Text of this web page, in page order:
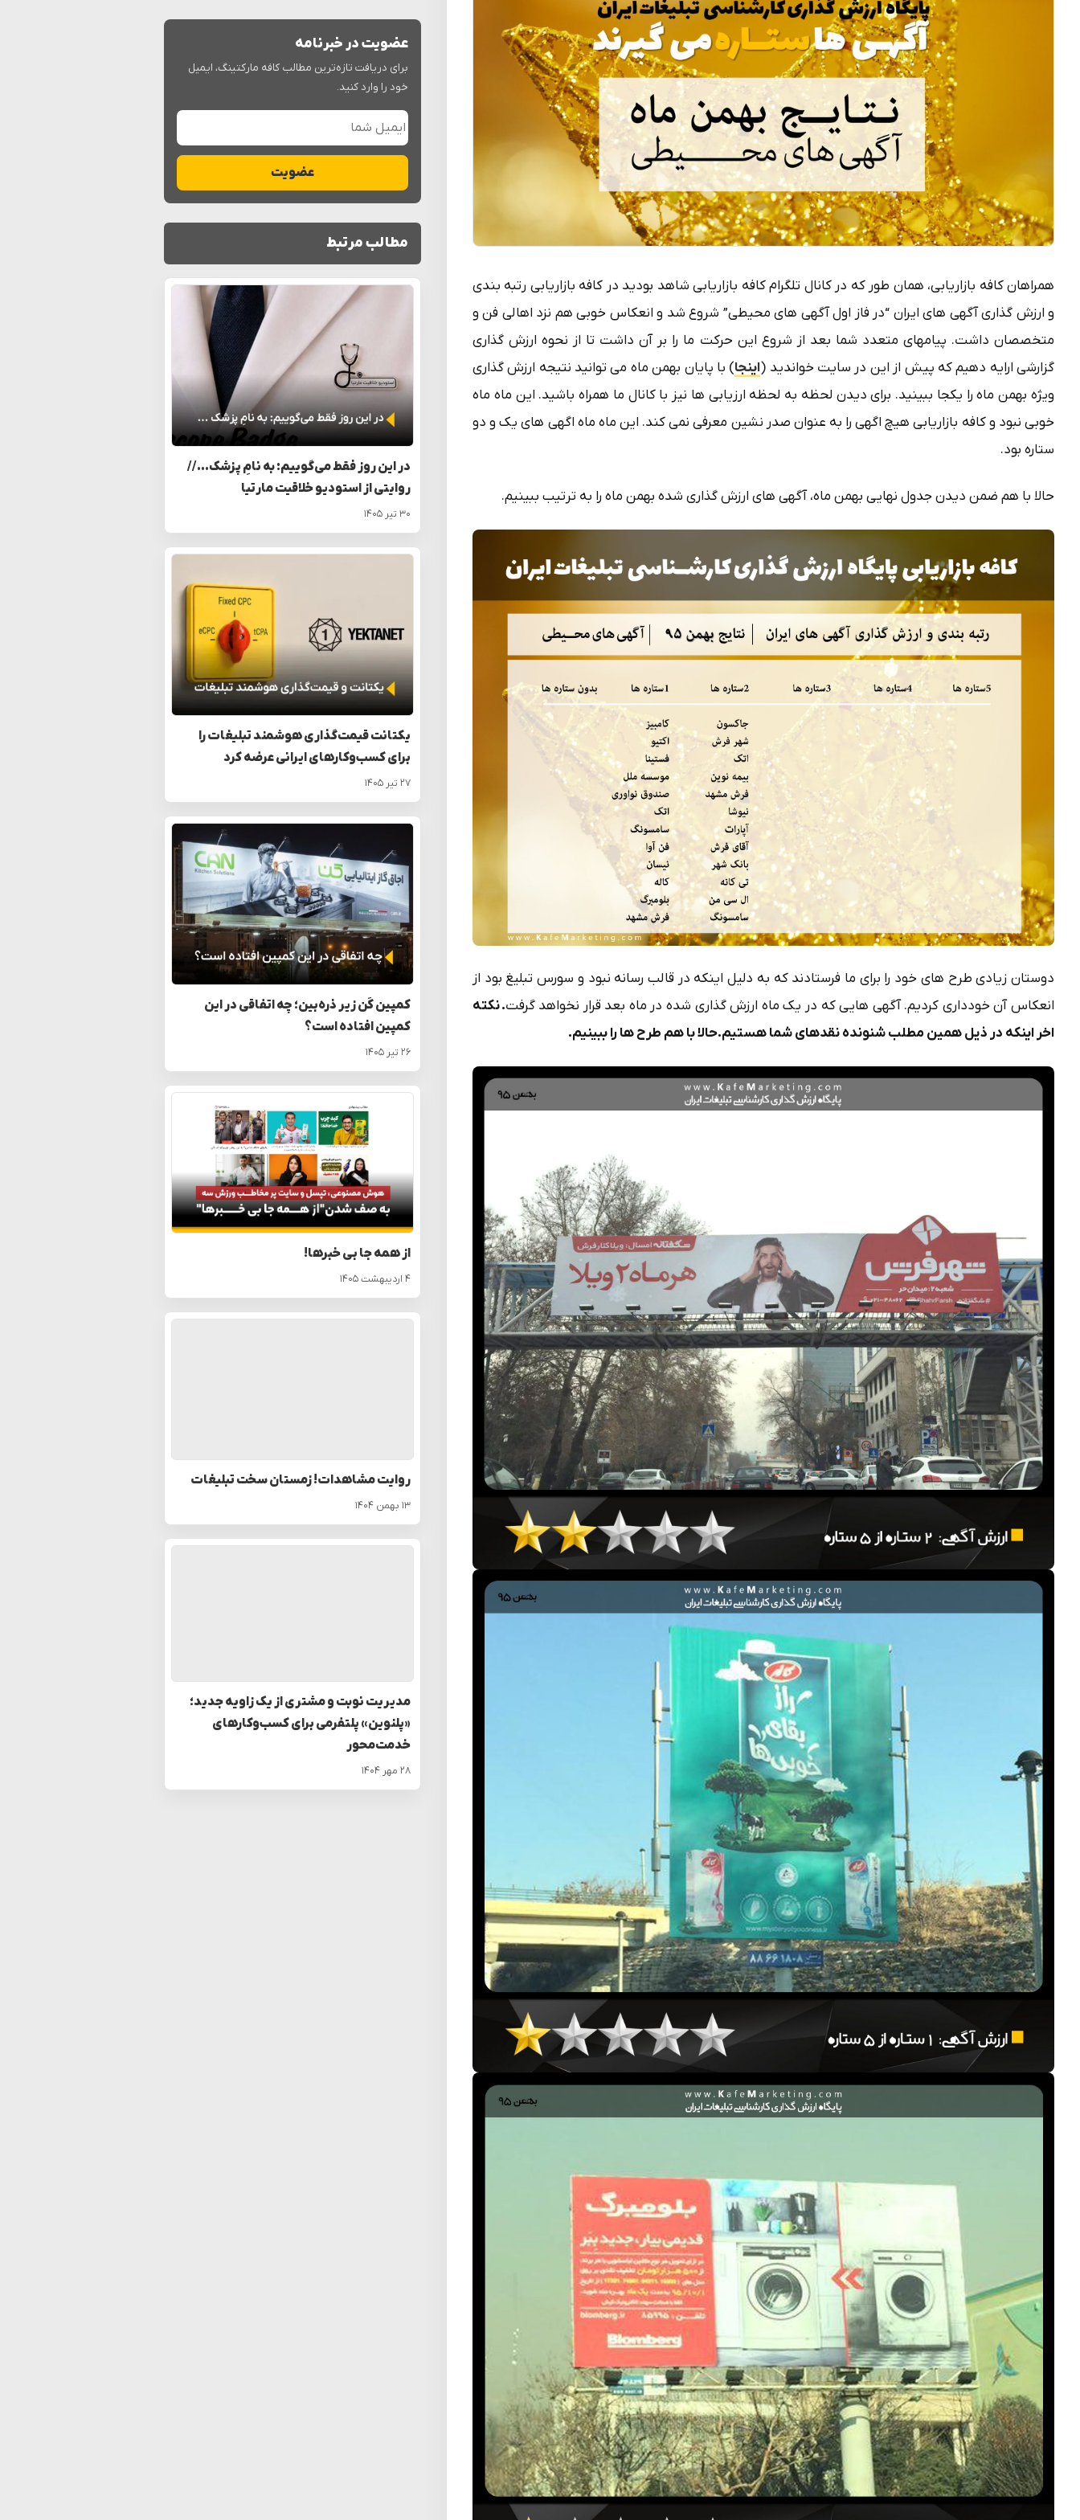
همراهان کافه بازاریابی، همان طور که در کانال تلگرام کافه بازاریابی شاهد بودید در کافه بازاریابی رتبه بندی
و ارزش گذاری آگهی های ایران “در فاز اول آگهی های محیطی” شروع شد و انعکاس خوبی هم نزد اهالی فن و
متخصصان داشت. پیامهای متعدد شما بعد از شروع این حرکت ما را بر آن داشت تا از نحوه ارزش گذاری
گزارشی ارایه دهیم که پیش از این در سایت خواندید (اینجا) با پایان بهمن ماه می توانید نتیجه ارزش گذاری
ویژه بهمن ماه را یکجا ببینید. برای دیدن لحظه به لحظه ارزیابی ها نیز با کانال ما همراه باشید. این ماه ماه
خوبی نبود و کافه بازاریابی هیچ اگهی را به عنوان صدر نشین معرفی نمی کند. این ماه ماه اگهی های یک و دو
ستاره بود.
حالا با هم ضمن دیدن جدول نهایی بهمن ماه، آگهی های ارزش گذاری شده بهمن ماه را به ترتیب ببینیم.
دوستان زیادی طرح های خود را برای ما فرستادند که به دلیل اینکه در قالب رسانه نبود و سورس تبلیغ بود از
انعکاس آن خودداری کردیم. آگهی هایی که در یک ماه ارزش گذاری شده در ماه بعد قرار نخواهد گرفت.نکته
اخر اینکه در ذیل همین مطلب شنونده نقدهای شما هستیم.حالا با هم طرح ها را ببینیم.
عضویت در خبرنامه
برای دریافت تازه‌ترین مطالب کافه مارکتینگ، ایمیل
خود را وارد کنید.
عضویت
مطالب مرتبط
در این روز فقط می‌گوییم: به نامِ پزشک… //
روایتی از استودیو خلاقیت مارتیا
۳۰ تیر ۱۴۰۵
یکتانت قیمت‌گذاری هوشمند تبلیغات را
برای کسب‌وکارهای ایرانی عرضه کرد
۲۷ تیر ۱۴۰۵
کمپین کَن زیر ذره‌بین؛ چه اتفاقی در این
کمپین افتاده است؟
۲۶ تیر ۱۴۰۵
از همه جا بی خبرها!
۴ اردیبهشت ۱۴۰۵
روایت مشاهدات! زمستان سخت تبلیغات
۱۳ بهمن ۱۴۰۴
مدیریت نوبت و مشتری از یک زاویه جدید؛
«پلنوین» پلتفرمی برای کسب‌وکارهای
خدمت‌محور
۲۸ مهر ۱۴۰۴